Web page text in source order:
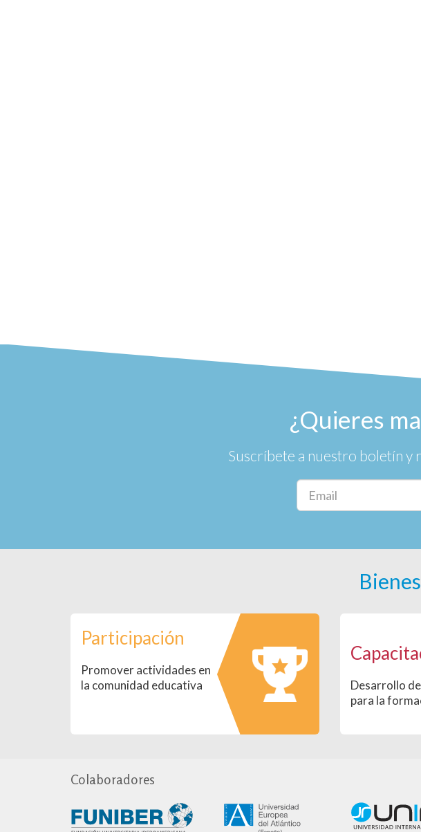
¿Quieres
Suscríbete a nuestro boletín y
Participación
Promover actividades en
la comunidad educativa
Desarrollo
para la
Colaboradores